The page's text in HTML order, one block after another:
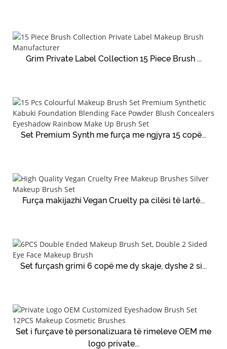
Grim Private Label Collection 15 Piece Brush ...
Set Premium Synth me furça me ngjyra 15 copë...
Furça makijazhi Vegan Cruelty pa cilësi të lartë...
Set furçash grimi 6 copë me dy skaje, dyshe 2 si...
Set i furçave të personalizuara të rimeleve OEM me
logo private...